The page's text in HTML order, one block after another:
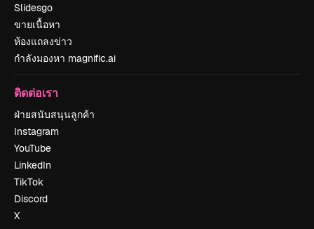
Slidesgo
ขายเนื้อหา
ห้องแถลงข่าว
กำลังมองหา magnific.ai
ติดต่อเรา
ฝ่ายสนับสนุนลูกค้า
Instagram
YouTube
LinkedIn
TikTok
Discord
X